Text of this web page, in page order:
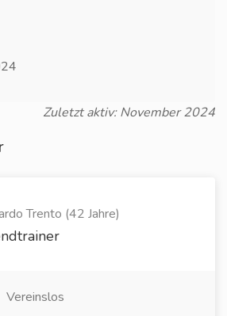
Zuletzt aktiv: November 2024
Trento (42 Jahre)
Vereinslos